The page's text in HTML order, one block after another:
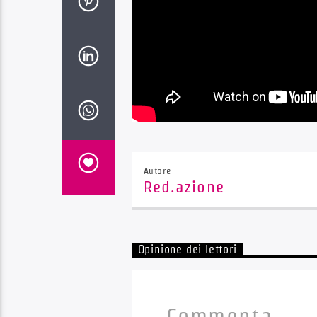
Autore
Red.azione
Opinione dei lettori